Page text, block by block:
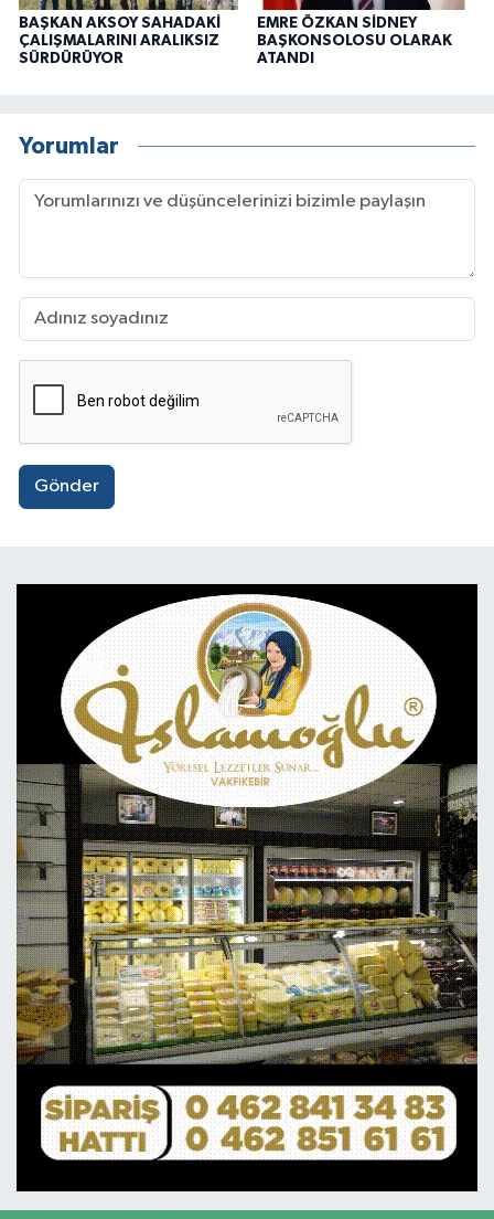
BAŞKAN AKSOY SAHADAKİ
ÇALIŞMALARINI ARALIKSIZ
SÜRDÜRÜYOR
EMRE ÖZKAN SİDNEY
BAŞKONSOLOSU OLARAK
ATANDI
Yorumlar
Gönder